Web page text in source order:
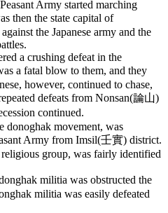
Army started marching
then the state capital of
the Japanese army and the
a crushing defeat in the
a fatal blow to them, and they
however, continued to chase,
defeats from Nonsan(論山)
continued.
donoghak movement, was
Army from Imsil(壬實) district.
group, was fairly identified
militia was obstructed the
militia was easily defeated